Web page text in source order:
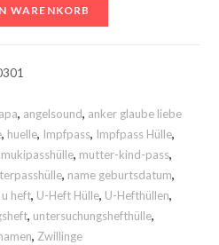
WARENKORB
, angelsound, anker glaube liebe
, huelle, Impfpass, Impfpass Hülle,
mukipasshülle, mutter-kind-pass,
, name geburtsdatum,
u heft, U-Heft Hülle, U-Hefthüllen,
, untersuchungshefthülle,
, Zwillinge